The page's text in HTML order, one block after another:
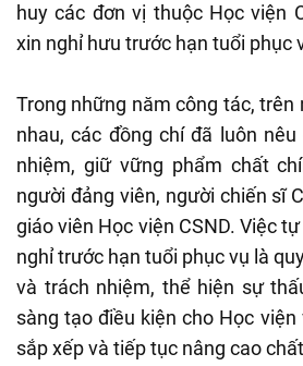
huy các đơn vị thuộc Học viện
xin nghỉ hưu trước hạn tuổi phục
Trong những năm công tác, trên
nhau, các đồng chí đã luôn
nhiệm, giữ vững phẩm chất
người đảng viên, người chiến sĩ
giáo viên Học viện CSND. Việc
nghỉ trước hạn tuổi phục vụ là
và trách nhiệm, thể hiện sự
sàng tạo điều kiện cho Học
sắp xếp và tiếp tục nâng cao